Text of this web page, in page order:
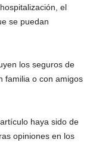
el
se puedan
los seguros de
familia o con amigos
haya sido de
opiniones en los